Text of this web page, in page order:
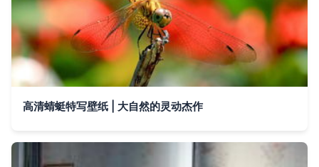
高清蜻蜓特写壁纸 | 大自然的灵动杰作